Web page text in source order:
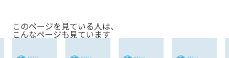
このページを見ている人は、
こんなページも見ています